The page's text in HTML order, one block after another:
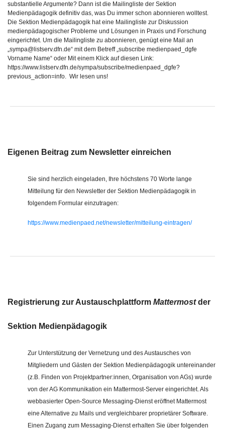
substantielle Argumente? Dann ist die Mailingliste der Sektion
Medienpädagogik definitiv das, was Du immer schon abonnieren wolltest.
Die Sektion Medienpädagogik hat eine Mailingliste zur Diskussion
medienpädagogischer Probleme und Lösungen in Praxis und Forschung
eingerichtet. Um die Mailingliste zu abonnieren, genügt eine Mail an
„sympa@listserv.dfn.de“ mit dem Betreff „subscribe medienpaed_dgfe
Vorname Name“ oder Mit einem Klick auf diesen Link:
https://www.listserv.dfn.de/sympa/subscribe/medienpaed_dgfe?
previous_action=info. Wir lesen uns!
Eigenen Beitrag zum Newsletter einreichen
Sie sind herzlich eingeladen, Ihre höchstens 70 Worte lange
Mitteilung für den Newsletter der Sektion Medienpädagogik in
folgendem Formular einzutragen:
https://www.medienpaed.net/newsletter/mitteilung-eintragen/
Registrierung zur Austauschplattform Mattermostder
Sektion Medienpädagogik
Zur Unterstützung der Vernetzung und des Austausches von
Mitgliedern und Gästen der Sektion Medienpädagogik untereinander
(z.B. Finden von Projektpartner:innen, Organisation von AGs) wurde
von der AG Kommunikation ein Mattermost-Server eingerichtet. Als
webbasierter Open-Source Messaging-Dienst eröffnet Mattermost
eine Alternative zu Mails und vergleichbarer proprietärer Software.
Einen Zugang zum Messaging-Dienst erhalten Sie über folgenden